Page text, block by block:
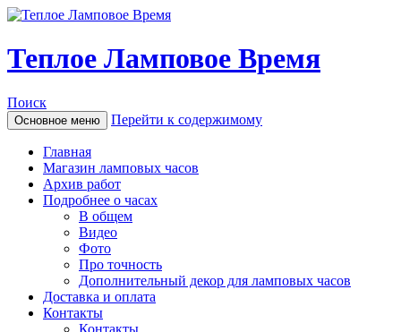
Теплое Ламповое Время
Поиск
Основное меню Перейти к содержимому
Главная
Магазин ламповых часов
Архив работ
Подробнее о часах
В общем
Видео
Фото
Про точность
Дополнительный декор для ламповых часов
Доставка и оплата
Контакты
Контакты